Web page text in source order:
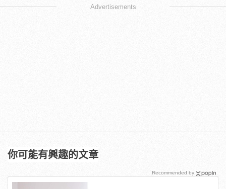
Advertisements
你可能有興趣的文章
Recommended by